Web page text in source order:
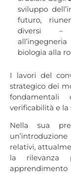
sviluppo
futuro,
diversi –
biologia alla
I lavori del
strategico dei
fondamentali
verificabilità e la
Nella sua
relativi,
la rilevanza